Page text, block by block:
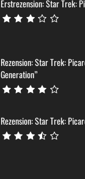
Erstrezension: Star Trek:
Rezension: Star Trek:
Generation”
Rezension: Star Trek: